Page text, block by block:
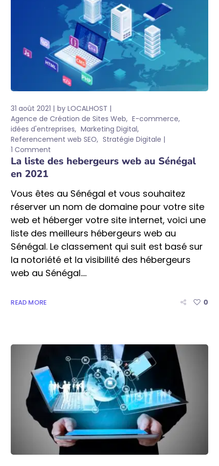
31 août 2021 byLOCALHOST
Agence de Création de Sites Web E-commerce
idées d'entreprises Marketing Digital
Referencement web SEO Stratégie Digitale
1 Comment
La liste des hebergeurs web au Sénégal
en 2021
Vous êtes au Sénégal et vous souhaitez
réserver un nom de domaine pour votre site
web et héberger votre site internet, voici une
liste des meilleurs hébergeurs web au
Sénégal. Le classement qui suit est basé sur
la notoriété et la visibilité des hébergeurs
web au Sénégal....
READ MORE 0